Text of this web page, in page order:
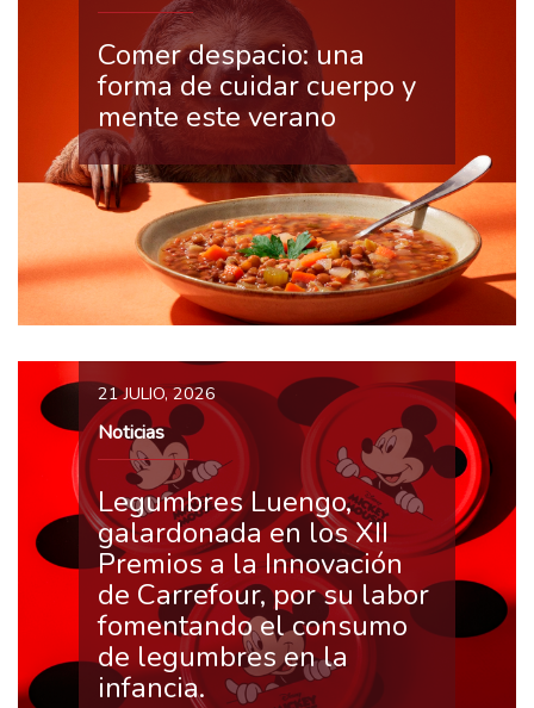
Comer despacio: una
forma de cuidar cuerpo y
mente este verano
21 JULIO, 2026
Noticias
Legumbres Luengo,
galardonada en los XII
Premios a la Innovación
de Carrefour, por su labor
fomentando el consumo
de legumbres en la
infancia.